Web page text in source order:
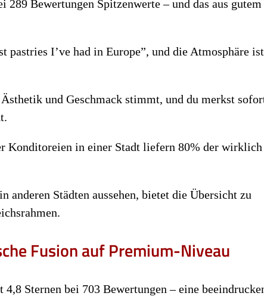
Bewertungen Spitzenwerte – und das aus gutem
pastries I’ve had in Europe”, und die Atmosphäre ist
und Geschmack stimmt, und du merkst
Konditoreien in einer Stadt liefern 80% der wirklich
anderen Städten aussehen, bietet die Übersicht zu
Fusion auf Premium-Niveau
Sternen bei 703 Bewertungen – eine